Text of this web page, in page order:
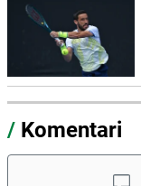
/ Komentari